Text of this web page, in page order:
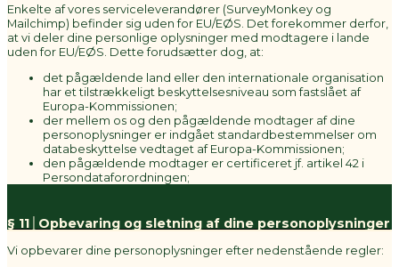
Enkelte af vores serviceleverandører (SurveyMonkey og
Mailchimp) befinder sig uden for EU/EØS. Det forekommer derfor,
at vi deler dine personlige oplysninger med modtagere i lande
uden for EU/EØS. Dette forudsætter dog, at:
det pågældende land eller den internationale organisation
har et tilstrækkeligt beskyttelsesniveau som fastslået af
Europa-Kommissionen;
der mellem os og den pågældende modtager af dine
personoplysninger er indgået standardbestemmelser om
databeskyttelse vedtaget af Europa-Kommissionen;
den pågældende modtager er certificeret jf. artikel 42 i
Persondataforordningen;
§ 11│Opbevaring og sletning af dine personoplysninger
Vi opbevarer dine personoplysninger efter nedenstående regler: